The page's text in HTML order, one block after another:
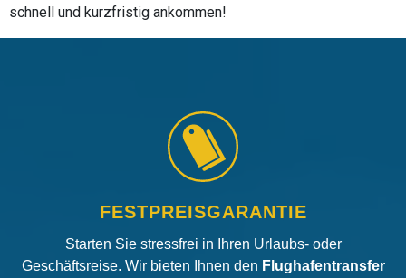
schnell und kurzfristig ankommen!
FESTPREISGARANTIE
Starten Sie stressfrei in Ihren Urlaubs- oder
Geschäftsreise. Wir bieten Ihnen den Flughafentransfer